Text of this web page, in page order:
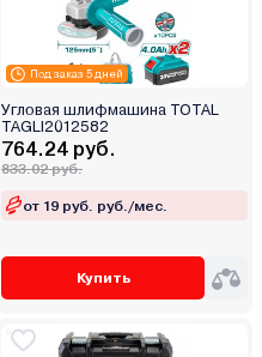
Под заказ 5 дней
Угловая шлифмашина TOTAL
TAGLI2012582
764.24 руб.
833.02 руб.
от 19 руб. руб./мес.
Купить